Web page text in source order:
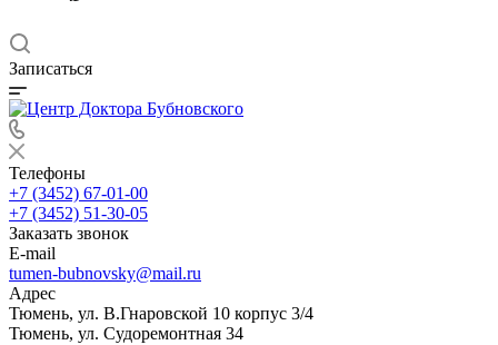
Записаться
Телефоны
+7 (3452) 67-01-00
+7 (3452) 51-30-05
Заказать звонок
E-mail
tumen-bubnovsky@mail.ru
Адрес
Тюмень, ул. В.Гнаровской 10 корпус 3/4
Тюмень, ул. Судоремонтная 34